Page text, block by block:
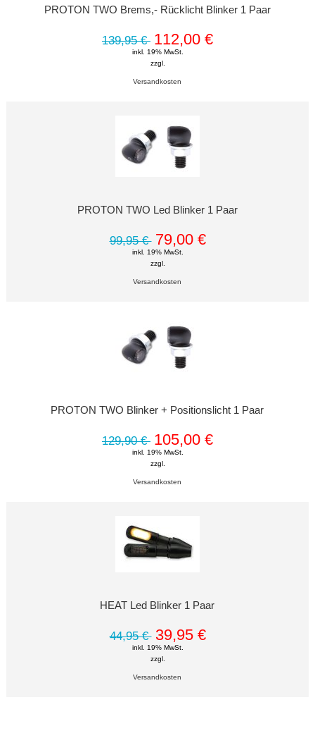
PROTON TWO Brems,- Rücklicht Blinker 1 Paar
139,95 € 112,00 €
inkl. 19% MwSt.
zzgl.
Versandkosten
PROTON TWO Led Blinker 1 Paar
99,95 € 79,00 €
inkl. 19% MwSt.
zzgl.
Versandkosten
PROTON TWO Blinker + Positionslicht 1 Paar
129,90 € 105,00 €
inkl. 19% MwSt.
zzgl.
Versandkosten
HEAT Led Blinker 1 Paar
44,95 € 39,95 €
inkl. 19% MwSt.
zzgl.
Versandkosten